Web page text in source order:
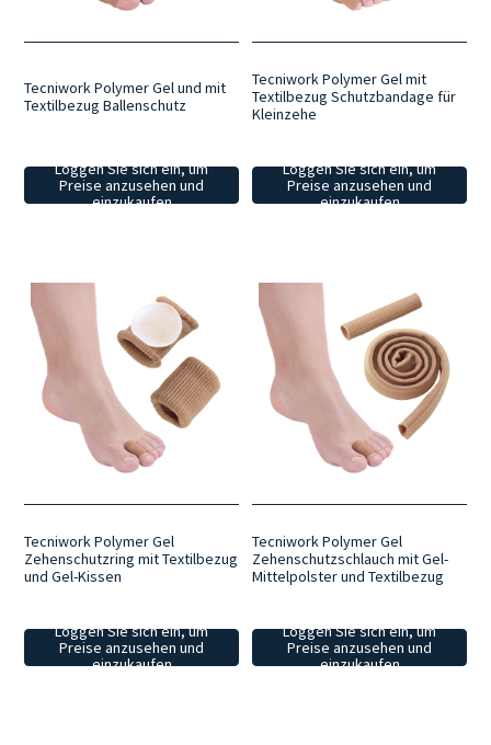
Tecniwork Polymer Gel und mit
Textilbezug Ballenschutz
Loggen Sie sich ein, um
Preise anzusehen und
einzukaufen
Tecniwork Polymer Gel mit
Textilbezug Schutzbandage für
Kleinzehe
Loggen Sie sich ein, um
Preise anzusehen und
einzukaufen
Tecniwork Polymer Gel
Zehenschutzring mit Textilbezug
und Gel-Kissen
Loggen Sie sich ein, um
Preise anzusehen und
einzukaufen
Tecniwork Polymer Gel
Zehenschutzschlauch mit Gel-
Mittelpolster und Textilbezug
Loggen Sie sich ein, um
Preise anzusehen und
einzukaufen